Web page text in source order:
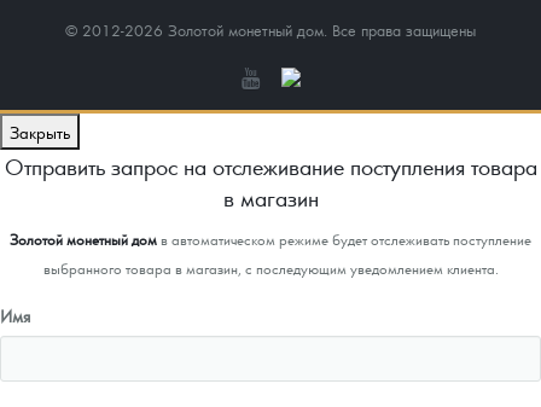
© 2012-2026 Золотой монетный дом. Все права защищены
Закрыть
Отправить запрос на отслеживание поступления товара
в магазин
Золотой монетный домв автоматическом режиме будет отслеживать поступление
выбранного товара в магазин, с последующим уведомлением клиента.
Имя